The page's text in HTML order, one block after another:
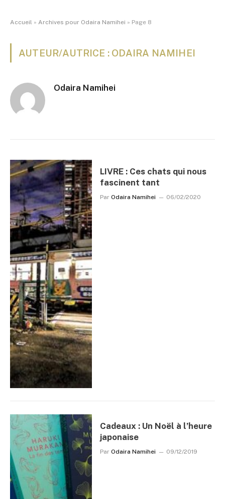
Accueil » Archives pour Odaira Namihei » Page 8
AUTEUR/AUTRICE : ODAIRA NAMIHEI
Odaira Namihei
LIVRE : Ces chats qui nous
fascinent tant
Par Odaira Namihei 06/02/2020
Cadeaux : Un Noël à l’heure
japonaise
Par Odaira Namihei 09/12/2019